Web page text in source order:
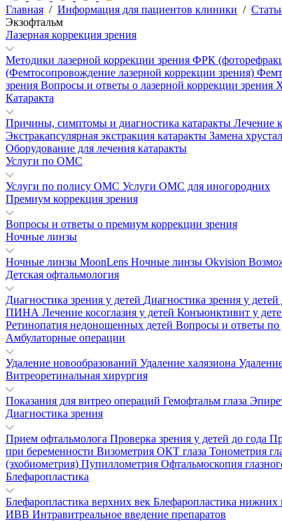
Главная / Информация для пациентов клиники /
Экзофтальм
Лазерная коррекция зрения
Методики лазерной коррекции зрения ФРК
(Фемтосопровождение лазерной коррекции зрения)
зрения Вопросы и ответы о лазерной коррекции зрения
Катаракта
Причины, симптомы и диагностика катаракты Лечение
Экстракапсулярная экстракция катаракты Замена
Оборудование для лечения катаракты
Услуги по ОМС
Услуги по полису ОМС Услуги ОМС для иногородних
Премиум коррекция зрения
Вопросы и ответы о премиум коррекции зрения
Ночные линзы
Ночные линзы MoonLens Ночные линзы Okvision
Детская офтальмология
Диагностика зрения у детей Диагностика зрения у детей
ПИНА Лечение косоглазия у детей Конъюнктивит у
Ретинопатия недоношенных детей Вопросы и ответы по
Амбулаторные операции
Удаление новообразований Удаление халязиона
Витреоретинальная хирургия
Показания для витрео операций Гемофтальм глаза
Диагностика зрения
Прием офтальмолога Проверка зрения у детей до года
при беременности Визометрия ОКТ глаза Тонометрия
(эхобиометрия) Пупиллометрия Офтальмоскопия
Блефаропластика
Блефаропластика верхних век Блефаропластика нижних
ИВВ Интравитреальное введение препаратов